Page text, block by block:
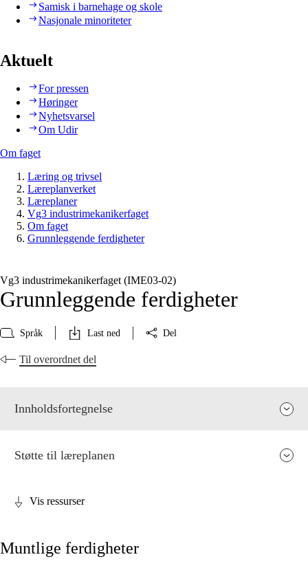
Samisk i barnehage og skole
Nasjonale minoriteter
Aktuelt
For pressen
Høringer
Nyhetsvarsel
Om Udir
Om faget
Læring og trivsel
Læreplanverket
Læreplaner
Vg3 industrimekanikerfaget
Om faget
Grunnleggende ferdigheter
Vg3 industrimekanikerfaget (IME03‑02)
Grunnleggende ferdigheter
Språk Last ned Del
Til overordnet del
Innholdsfortegnelse
Kjerneelementer
Støtte til læreplanen
Vis ressurser
Muntlige ferdigheter